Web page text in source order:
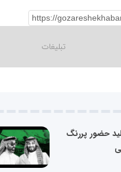
حضور پررنگ